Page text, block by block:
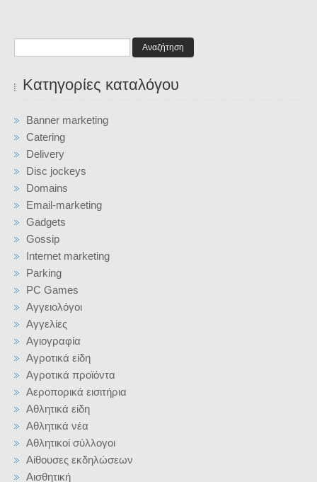
Αναζήτηση
Κατηγορίες καταλόγου
Banner marketing
Catering
Delivery
Disc jockeys
Domains
Email-marketing
Gadgets
Gossip
Internet marketing
Parking
PC Games
Αγγειολόγοι
Αγγελίες
Αγιογραφία
Αγροτικά είδη
Αγροτικά προϊόντα
Αεροπορικά εισιτήρια
Αθλητικά είδη
Αθλητικά νέα
Αθλητικοί σύλλογοι
Αίθουσες εκδηλώσεων
Αισθητική